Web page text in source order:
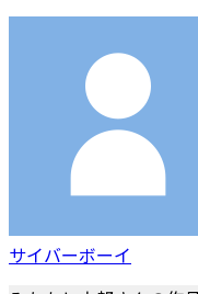
サイバーボーイ